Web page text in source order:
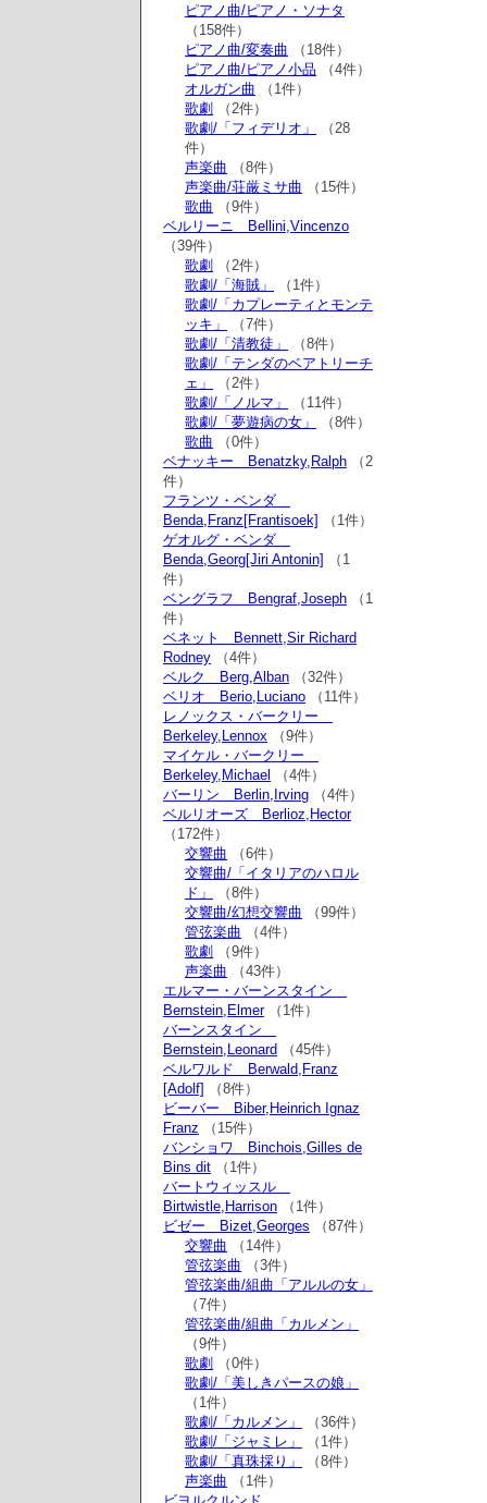
ピアノ曲/ピアノ・ソナタ
（158件）
ピアノ曲/変奏曲 （18件）
ピアノ曲/ピアノ小品 （4件）
オルガン曲 （1件）
歌劇
（2件）
歌劇/「フィデリオ」
（28
件）
声楽曲 （8件）
声楽曲/荘厳ミサ曲 （15件）
歌曲 （9件）
ベルリーニ Bellini,Vincenzo
（39件）
歌劇
（2件）
歌劇/「海賊」
（1件）
歌劇/「カプレーティとモンテ
ッキ」
（7件）
歌劇/「清教徒」
（8件）
歌劇/「テンダのベアトリーチ
ェ」
（2件）
歌劇/「ノルマ」
（11件）
歌劇/「夢遊病の女」
（8件）
歌曲 （0件）
ベナッキー Benatzky,Ralph （2
件）
フランツ・ベンダ
Benda,Franz[Frantisoek]
（1件）
ゲオルグ・ベンダ
Benda,Georg[Jiri Antonin]
（1
件）
ベングラフ Bengraf,Joseph （1
件）
ベネット Bennett,Sir Richard
Rodney （4件）
ベルク Berg,Alban （32件）
ベリオ Berio,Luciano （11件）
レノックス・バークリー
Berkeley,Lennox （9件）
マイケル・バークリー
Berkeley,Michael
（4件）
バーリン Berlin,Irving （4件）
ベルリオーズ Berlioz,Hector
（172件）
交響曲 （6件）
交響曲/「イタリアのハロル
ド」
（8件）
交響曲/幻想交響曲 （99件）
管弦楽曲 （4件）
歌劇
（9件）
声楽曲 （43件）
エルマー・バーンスタイン
Bernstein,Elmer（1件）
バーンスタイン
Bernstein,Leonard （45件）
ベルワルド Berwald,Franz
[Adolf]
（8件）
ビーバー Biber,Heinrich Ignaz
Franz （15件）
バンショワ Binchois,Gilles de
Bins dit （1件）
バートウィッスル
Birtwistle,Harrison （1件）
ビゼー Bizet,Georges （87件）
交響曲 （14件）
管弦楽曲 （3件）
管弦楽曲/組曲「アルルの女」
（7件）
管弦楽曲/組曲「カルメン」
（9件）
歌劇
（0件）
歌劇/「美しきパースの娘」
（1件）
歌劇/「カルメン」
（36件）
歌劇/「ジャミレ」
（1件）
歌劇/「真珠採り」
（8件）
声楽曲 （1件）